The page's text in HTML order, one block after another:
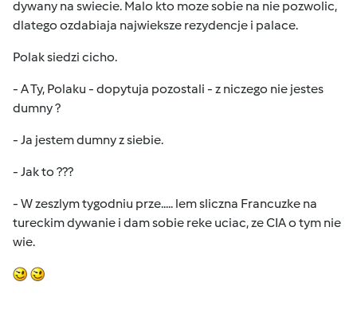
dywany na swiecie. Malo kto moze sobie na nie pozwolic,
dlatego ozdabiaja najwieksze rezydencje i palace.
Polak siedzi cicho.
- A Ty, Polaku - dopytuja pozostali - z niczego nie jestes
dumny ?
- Ja jestem dumny z siebie.
- Jak to ???
- W zeszlym tygodniu prze..... lem sliczna Francuzke na
tureckim dywanie i dam sobie reke uciac, ze CIA o tym nie
wie.